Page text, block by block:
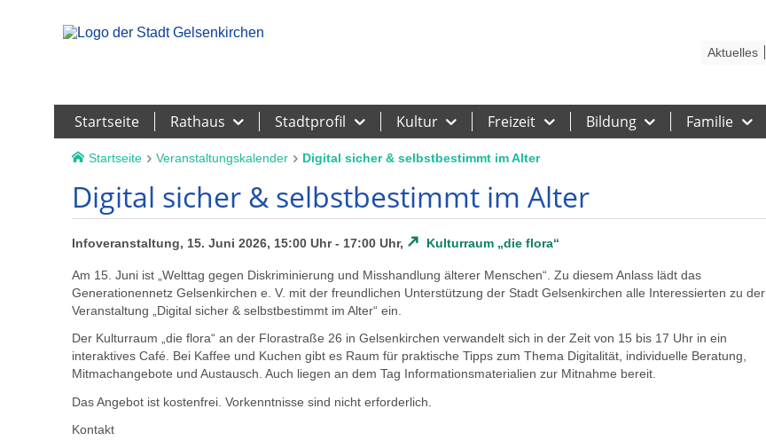
Startseite Rathaus Stadtprofil Kultur Freizeit Bildung Familie
Aktuelles
Startseite Veranstaltungskalender Digital sicher & selbstbestimmt im Alter
Digital sicher & selbstbestimmt im Alter
Infoveranstaltung, 15. Juni 2026, 15:00 Uhr - 17:00 Uhr, Kulturraum „die flora“
Am 15. Juni ist „Welttag gegen Diskriminierung und Misshandlung älterer Menschen“. Zu diesem Anlass lädt das
Generationennetz Gelsenkirchen e. V. mit der freundlichen Unterstützung der Stadt Gelsenkirchen alle Interessierten zu der
Veranstaltung „Digital sicher & selbstbestimmt im Alter“ ein.
Der Kulturraum „die flora“ an der Florastraße 26 in Gelsenkirchen verwandelt sich in der Zeit von 15 bis 17 Uhr in ein
interaktives Café. Bei Kaffee und Kuchen gibt es Raum für praktische Tipps zum Thema Digitalität, individuelle Beratung,
Mitmachangebote und Austausch. Auch liegen an dem Tag Informationsmaterialien zur Mitnahme bereit.
Das Angebot ist kostenfrei. Vorkenntnisse sind nicht erforderlich.
Kontakt